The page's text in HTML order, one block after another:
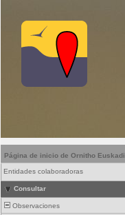
Página de inicio de Ornitho Euskadi
Entidades colaboradoras
Consultar
Observaciones